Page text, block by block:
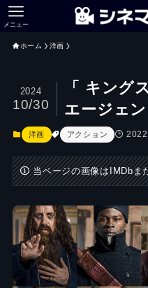
メニュー
ホーム 洋画
「 キング
エージェ
2024
10/30
洋画 アクション 2022
当ページの画像はIMDbま